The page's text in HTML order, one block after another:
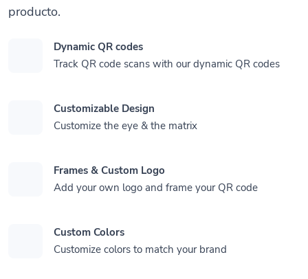
producto.
Dynamic QR codes
Track QR code scans with our dynamic QR codes
Customizable Design
Customize the eye & the matrix
Frames & Custom Logo
Add your own logo and frame your QR code
Custom Colors
Customize colors to match your brand